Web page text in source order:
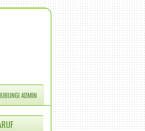
ADMIN